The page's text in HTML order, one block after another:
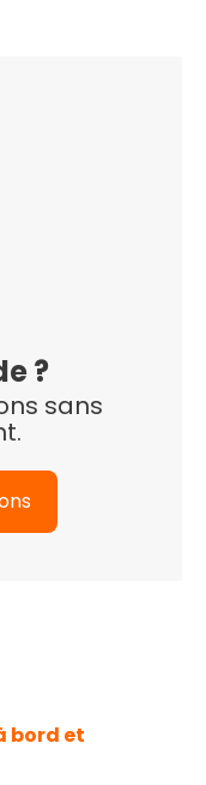
?
sans
bord et